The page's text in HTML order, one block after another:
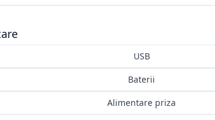
USB
Baterii
Alimentare priza